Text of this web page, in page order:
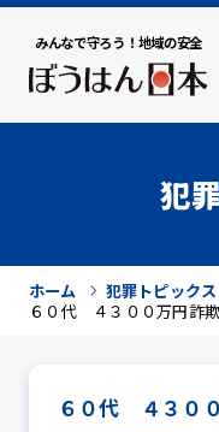
みんなで守ろう！地域の安全
犯
ホーム 犯罪トピックス
６０代 ４３００万円詐
６０代 ４３０